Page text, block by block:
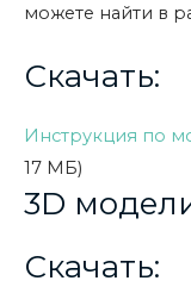
можете найти в
Скачать:
Инструкция по
17 МБ)
3D
Скачать: